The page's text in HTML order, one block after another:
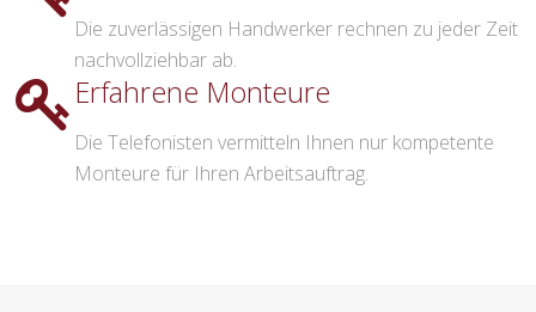
Die zuverlässigen Handwerker rechnen zu jeder Zeit
nachvollziehbar ab.
Erfahrene Monteure
Die Telefonisten vermitteln Ihnen nur kompetente
Monteure für Ihren Arbeitsauftrag.